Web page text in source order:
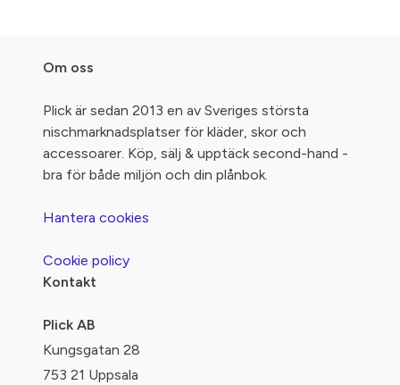
Om oss
Plick är sedan 2013 en av Sveriges största
nischmarknadsplatser för kläder, skor och
accessoarer. Köp, sälj & upptäck second-hand -
bra för både miljön och din plånbok.
Hantera cookies
Cookie policy
Kontakt
Plick AB
Kungsgatan 28
753 21 Uppsala